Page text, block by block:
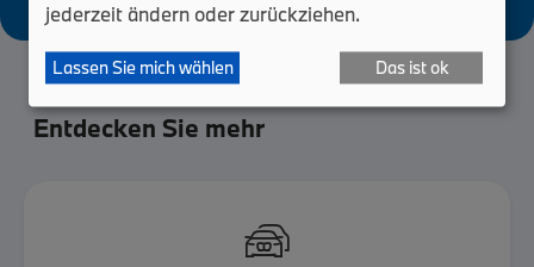
Entdecken Sie mehr

jederzeit ändern oder zurückziehen.
Lassen Sie mich wählen Das ist ok